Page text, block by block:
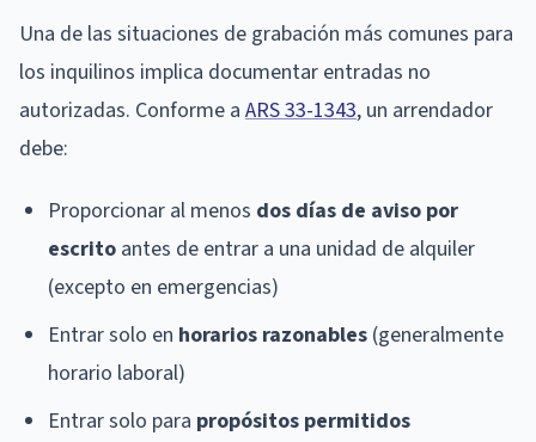
Una de las situaciones de grabación más comunes para
los inquilinos implica documentar entradas no
autorizadas. Conforme a ARS 33-1343, un arrendador
debe:
Proporcionar al menos dos días de aviso por
escrito antes de entrar a una unidad de alquiler
(excepto en emergencias)
Entrar solo en horarios razonables (generalmente
horario laboral)
Entrar solo para propósitos permitidos